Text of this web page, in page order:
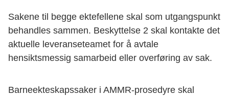
Sakene til begge ektefellene skal som utgangspunkt
behandles sammen. Beskyttelse 2 skal kontakte det
aktuelle leveranseteamet for å avtale
hensiktsmessig samarbeid eller overføring av sak.
Barneekteskapssaker i AMMR-prosedyre skal